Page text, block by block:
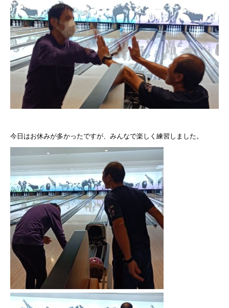
今日はお休みが多かったですが、みんなで楽しく練習しました。